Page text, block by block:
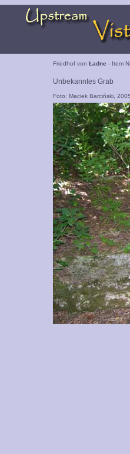
Friedhof von Ładne - Item
Unbekanntes Grab
Foto: Maciek Barciński,